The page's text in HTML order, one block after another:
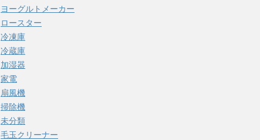
ヨーグルトメーカー
ロースター
冷凍庫
冷蔵庫
加湿器
家電
扇風機
掃除機
未分類
毛玉クリーナー